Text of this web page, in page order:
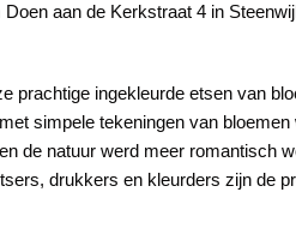
aan de Kerkstraat 4 in
prachtige ingekleurde etsen van
simpele tekeningen van
de natuur werd meer romantisch
drukkers en kleurders zijn de